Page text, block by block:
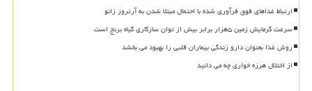
ارتباط غذاهای فوق فرآوری شده با احتمال مبتلا شدن به آرتروز زانو
سرعت گرمایش زمین ۵هزار برابر بیش از توان سازگاری گیاه برنج است
روش غذا بعنوان دارو زندگی بیماران قلبی را بهبود می بخشد
از اختلال هرزه خواری چه می دانید